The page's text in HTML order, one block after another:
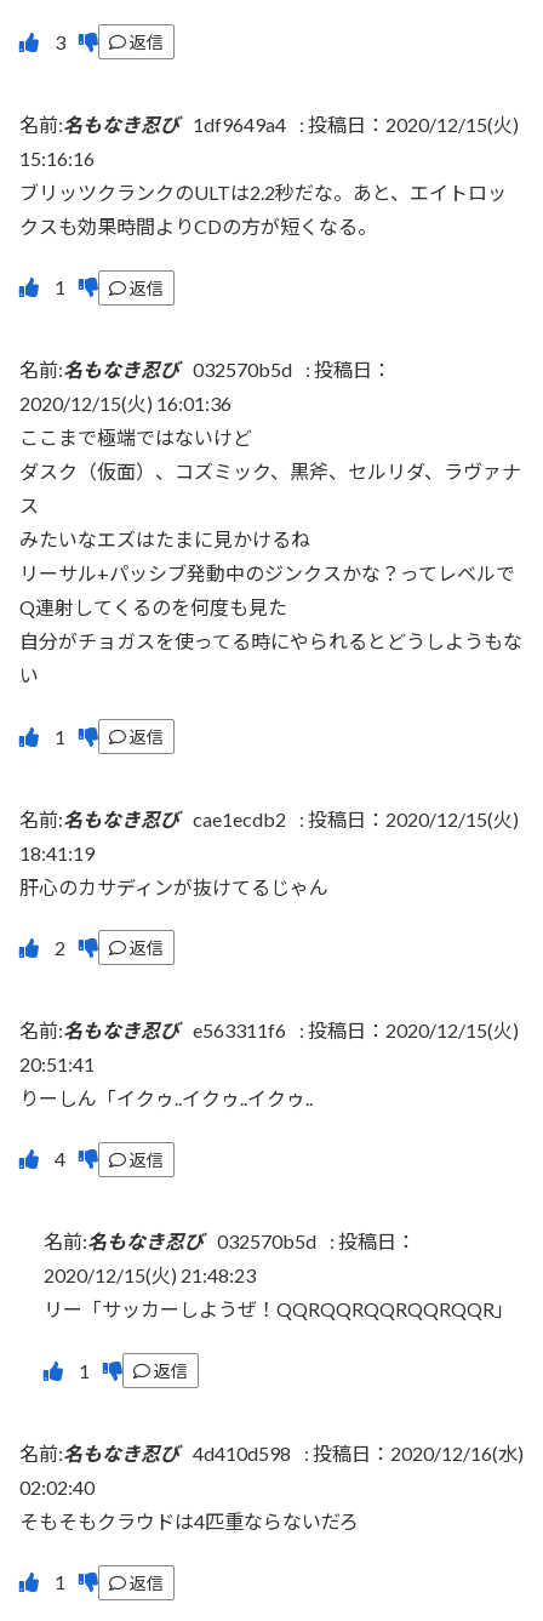
返信
名前:名もなき忍び 1df9649a4 : 投稿日：2020/12/15(火)
15:16:16
ブリッツクランクのULTは2.2秒だな。あと、エイトロッ
クスも効果時間よりCDの方が短くなる。
返信
名前:名もなき忍び 032570b5d : 投稿日：
2020/12/15(火) 16:01:36
ここまで極端ではないけど
ダスク（仮面）、コズミック、黒斧、セルリダ、ラヴァナ
ス
みたいなエズはたまに見かけるね
リーサル+パッシブ発動中のジンクスかな？ってレベルで
Q連射してくるのを何度も見た
自分がチョガスを使ってる時にやられるとどうしようもな
い
返信
名前:名もなき忍び cae1ecdb2 : 投稿日：2020/12/15(火)
18:41:19
肝心のカサディンが抜けてるじゃん
返信
名前:名もなき忍び e563311f6 : 投稿日：2020/12/15(火)
20:51:41
りーしん「イクゥ..イクゥ..イクゥ..
返信
名前:名もなき忍び 032570b5d : 投稿日：
2020/12/15(火) 21:48:23
リー「サッカーしようぜ！QQRQQRQQRQQRQQR」
返信
名前:名もなき忍び 4d410d598 : 投稿日：2020/12/16(水)
02:02:40
そもそもクラウドは4匹重ならないだろ
返信